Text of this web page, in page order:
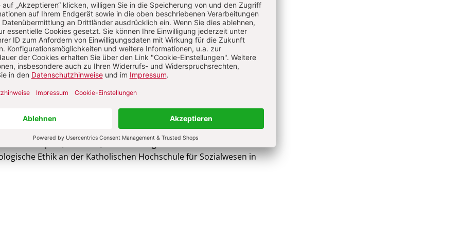
Sie haben ein Abonnement? Anmelden
Lob-Hüdepohl
Lob-Hüdepohl, Dr. theol, wurde 1961 geboren und ist Professor
Ethik an der Katholischen Hochschule für Sozialwesen in